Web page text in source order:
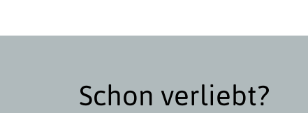
Schon verliebt?